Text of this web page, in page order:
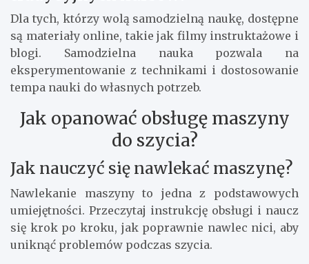
Dla tych, którzy wolą samodzielną naukę, dostępne
są materiały online, takie jak filmy instruktażowe i
blogi. Samodzielna nauka pozwala na
eksperymentowanie z technikami i dostosowanie
tempa nauki do własnych potrzeb.
Jak opanować obsługę maszyny
do szycia?
Jak nauczyć się nawlekać maszynę?
Nawlekanie maszyny to jedna z podstawowych
umiejętności. Przeczytaj instrukcję obsługi i naucz
się krok po kroku, jak poprawnie nawlec nici, aby
uniknąć problemów podczas szycia.